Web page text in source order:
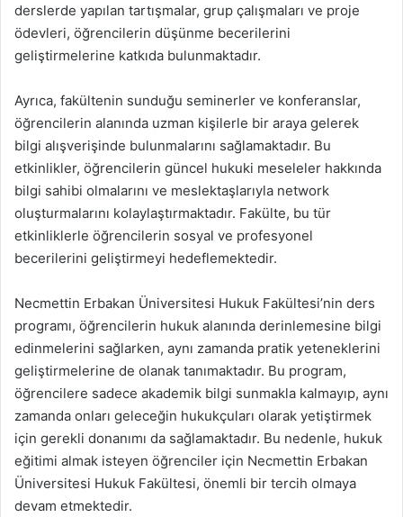
derslerde yapılan tartışmalar, grup çalışmaları ve proje
ödevleri, öğrencilerin düşünme becerilerini
geliştirmelerine katkıda bulunmaktadır.
Ayrıca, fakültenin sunduğu seminerler ve konferanslar,
öğrencilerin alanında uzman kişilerle bir araya gelerek
bilgi alışverişinde bulunmalarını sağlamaktadır. Bu
etkinlikler, öğrencilerin güncel hukuki meseleler hakkında
bilgi sahibi olmalarını ve meslektaşlarıyla network
oluşturmalarını kolaylaştırmaktadır. Fakülte, bu tür
etkinliklerle öğrencilerin sosyal ve profesyonel
becerilerini geliştirmeyi hedeflemektedir.
Necmettin Erbakan Üniversitesi Hukuk Fakültesi’nin ders
programı, öğrencilerin hukuk alanında derinlemesine bilgi
edinmelerini sağlarken, aynı zamanda pratik yeteneklerini
geliştirmelerine de olanak tanımaktadır. Bu program,
öğrencilere sadece akademik bilgi sunmakla kalmayıp, aynı
zamanda onları geleceğin hukukçuları olarak yetiştirmek
için gerekli donanımı da sağlamaktadır. Bu nedenle, hukuk
eğitimi almak isteyen öğrenciler için Necmettin Erbakan
Üniversitesi Hukuk Fakültesi, önemli bir tercih olmaya
devam etmektedir.